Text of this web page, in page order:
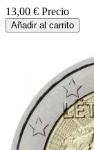
13,00 € Precio
Añadir al carrito